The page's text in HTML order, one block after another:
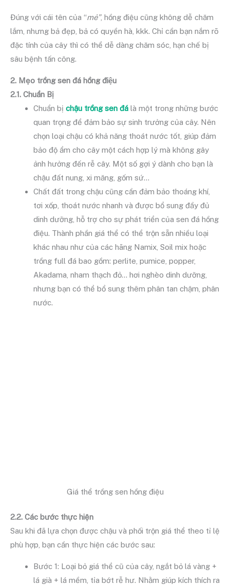
Đúng với cái tên của “mẻ”, hồng điệu cũng không dễ chăm
lắm, nhưng bả đẹp, bả có quyền hà, kkk. Chỉ cần bạn nắm rõ
đặc tính của cây thì có thể dễ dàng chăm sóc, hạn chế bị
sâu bệnh tấn công.
2. Mẹo trồng sen đá hồng điệu
2.1. Chuẩn Bị
Chuẩn bị chậu trồng sen đá là một trong những bước
quan trọng để đảm bảo sự sinh trưởng của cây. Nên
chọn loại chậu có khả năng thoát nước tốt, giúp đảm
bảo độ ẩm cho cây một cách hợp lý mà không gây
ảnh hưởng đến rễ cây. Một số gợi ý dành cho bạn là
chậu đất nung, xi măng, gốm sứ…
Chất đất trong chậu cũng cần đảm bảo thoáng khí,
tơi xốp, thoát nước nhanh và được bổ sung đầy đủ
dinh dưỡng, hỗ trợ cho sự phát triển của sen đá hồng
điệu. Thành phần giá thể có thể trộn sẵn nhiều loại
khác nhau như của các hãng Namix, Soil mix hoặc
trồng full đá bao gồm: perlite, pumice, popper,
Akadama, nham thạch đỏ… hơi nghèo dinh dưỡng,
nhưng bạn có thể bổ sung thêm phân tan chậm, phân
nước.
Giá thể trồng sen hồng điệu
2.2. Các bước thực hiện
Sau khi đã lựa chọn được chậu và phối trộn giá thể theo tỉ lệ
phù hợp, bạn cần thực hiện các bước sau:
Bước 1: Loại bỏ giá thể cũ của cây, ngắt bỏ lá vàng +
lá già + lá mềm, tỉa bớt rễ hư. Nhằm giúp kích thích ra